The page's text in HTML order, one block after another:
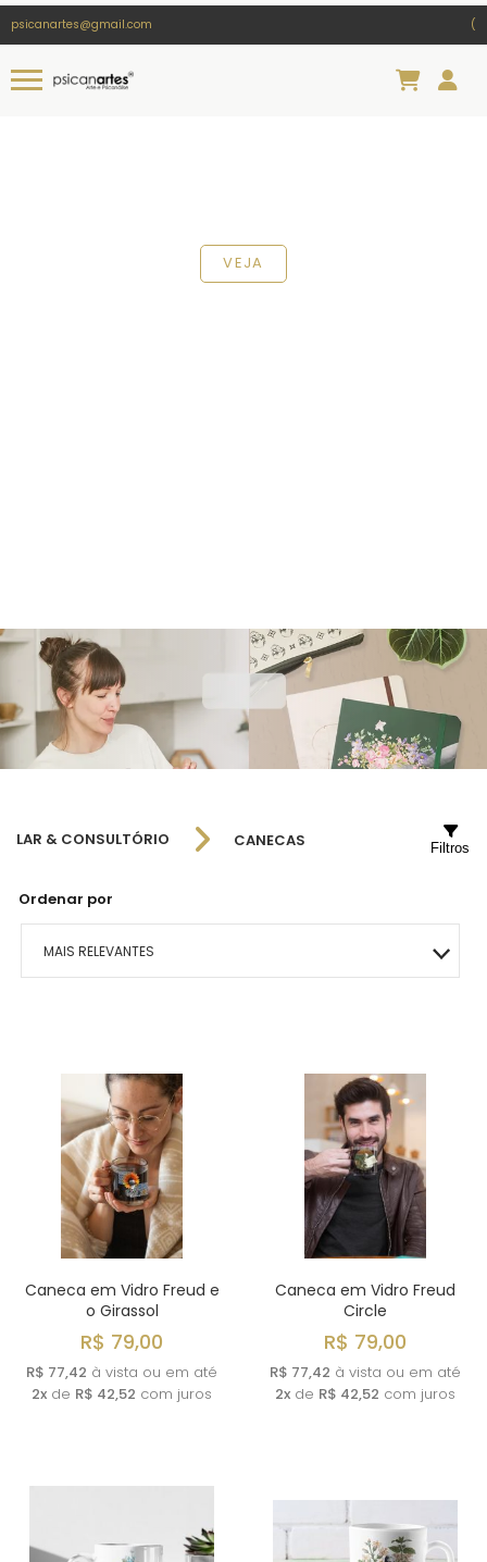
psicanartes@gmail.com (
VEJA
LAR & CONSULTÓRIO CANECAS
Ordenar por
MAIS RELEVANTES
MAIOR PREÇO
A - Z
Filtros
Caneca em Vidro Freud e
o Girassol
R$ 79,00
R$ 77,42 à vista ou em até
2x de R$ 42,52 com juros
Caneca em Vidro Freud
Circle
R$ 79,00
R$ 77,42 à vista ou em até
2x de R$ 42,52 com juros